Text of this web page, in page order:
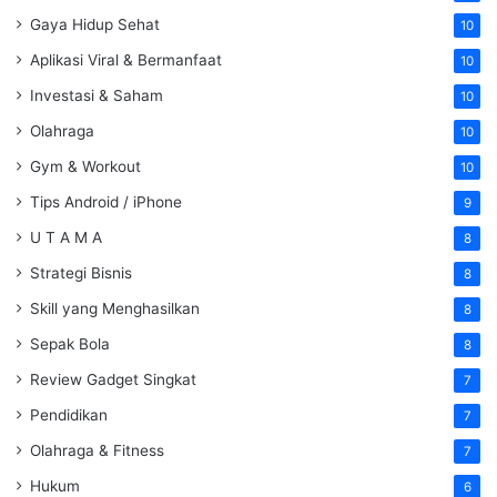
Gaya Hidup Sehat 10
Aplikasi Viral & Bermanfaat 10
Investasi & Saham 10
Olahraga 10
Gym & Workout 10
Tips Android / iPhone 9
U T A M A 8
Strategi Bisnis 8
Skill yang Menghasilkan 8
Sepak Bola 8
Review Gadget Singkat 7
Pendidikan 7
Olahraga & Fitness 7
Hukum 6